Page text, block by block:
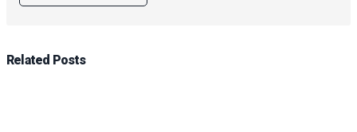
Related Posts